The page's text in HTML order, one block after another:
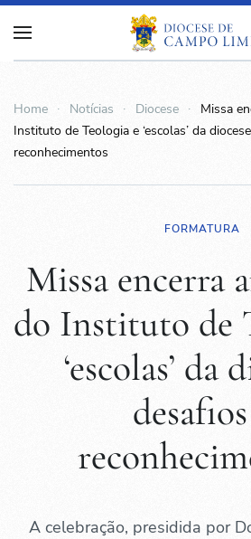
Home Notícias Diocese
Missa
Instituto de Teologia e ‘escolas’ da
reconhecimentos
FORMATURA
Missa encerra
do Instituto de
‘escolas’ da
A celebração, presidida por